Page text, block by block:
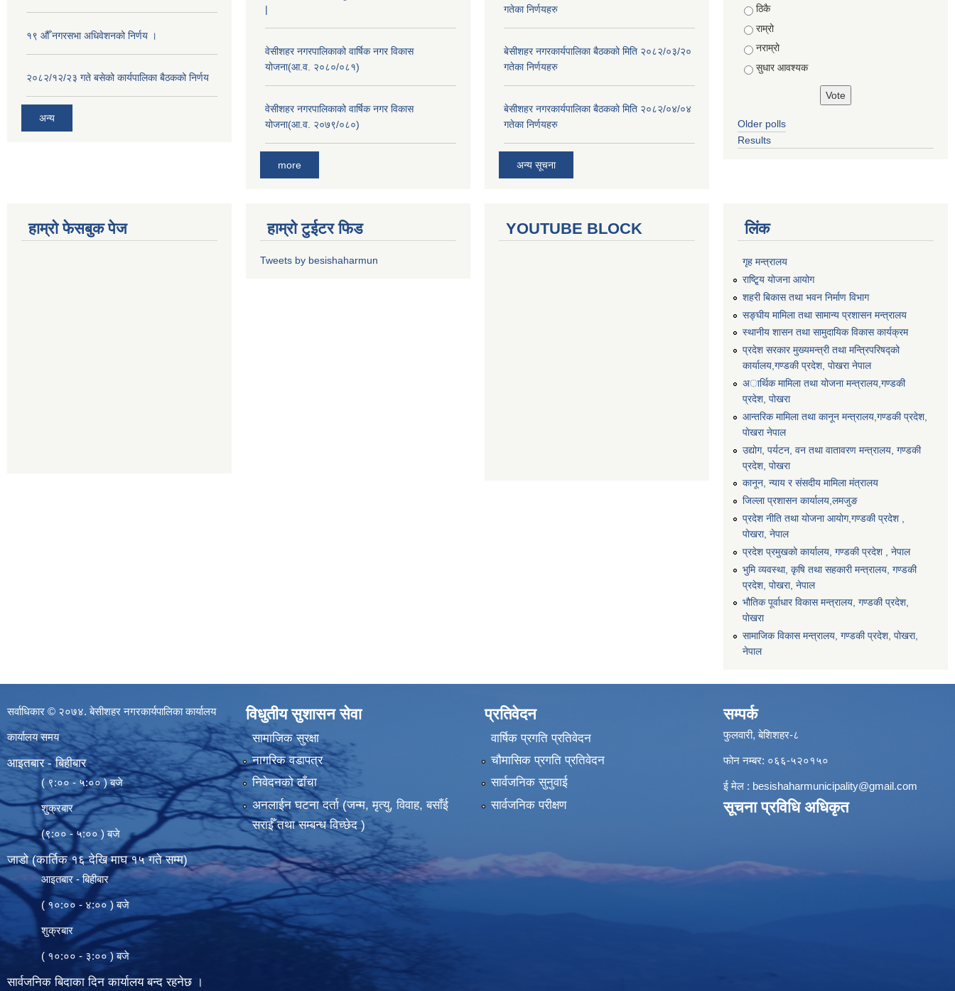
१९ औँ नगरसभा अधिवेशनको निर्णय ।
२०८२/१२/२३ गते बसेको कार्यपालिका बैठकको निर्णय
अन्य
|
वेसीशहर नगरपालिकाको वार्षिक नगर विकास
योजना(आ.व. २०८०/०८१)
वेसीशहर नगरपालिकाको वार्षिक नगर विकास
योजना(आ.व. २०७९/०८०)
more
गतेका निर्णयहरु
बे‍‍सीशहर नगरकार्यपालिका बैठककाे मिति २०८२/०३/२०
गतेका निर्णयहरु
बे‍‍सीशहर नगरकार्यपालिका बैठककाे मिति २०८२/०४/०४
गतेका निर्णयहरु
अन्य सूचना
Choices
ठिकै
राम्रो
नराम्रो
सुधार आवश्यक
Older polls
Results
हाम्रो फेसबुक पेज हाम्रो टुईटर फिड
Tweets by besishaharmun
YOUTUBE BLOCK लिंक
गृह मन्त्रालय
राष्टि्ृय योजना आयोग
शहरी बिकास तथा भवन निर्माण विभाग
सङ्घीय मामिला तथा सामान्य प्रशासन मन्त्रालय
स्थानीय शासन तथा सामुदायिक विकास कार्यक्रम
प्रदेश सरकार मुख्यमन्त्री तथा मन्त्रिपरिषद्को
कार्यालय,गण्डकी प्रदेश, पाेखरा नेपाल
अार्थिक मामिला तथा योजना मन्त्रालय,गण्डकी
प्रदेश, पोखरा
आन्तरिक मामिला तथा कानून मन्त्रालय,गण्डकी प्रदेश,
पाेखरा नेपाल
उद्योग, पर्यटन, वन तथा वातावरण मन्त्रालय, गण्डकी
प्रदेश, पोखरा
कानून, न्याय र संसदीय मामिला मंत्रालय
जिल्ला प्रशासन कार्यालय,लमजुङ
प्रदेश नीति तथा योजना आयोग,गण्डकी प्रदेश ,
पोखरा, नेपाल
प्रदेश प्रमुखको कार्यालय, गण्डकी प्रदेश , नेपाल
भुमि व्यवस्था, कृषि तथा सहकारी मन्त्रालय, गण्डकी
प्रदेश, पोखरा, नेपाल
भौतिक पूर्वाधार विकास मन्त्रालय, गण्डकी प्रदेश,
पाेखरा
सामाजिक विकास मन्त्रालय, गण्डकी प्रदेश, पोखरा,
नेपाल
सर्वाधिकार © २०७४. बेसीशहर नगरकार्यपालिका कार्यालय
कार्यालय समय
आइतबार - बिहीबार
( ९:०० - ५:०० ) बजे
शुक्रबार
(९:०० - ५:०० ) बजे
जाडो (कार्तिक १६ देखि माघ १५ गते सम्म)
आइतबार - बिहीबार
( १०:०० - ४:०० ) बजे
शुक्रबार
( १०:०० - ३:०० ) बजे
सार्वजनिक बिदाका दिन कार्यालय बन्द रहनेछ ।
विधुतीय सुशासन सेवा
सामाजिक सुरक्षा
नागरिक वडापत्र
निवेदनको ढाँचा
अनलाईन घटना दर्ता (जन्म, मृत्यु, विवाह, बसाँई
सराईँ तथा सम्बन्ध विच्छेद )
प्रतिवेदन
वार्षिक प्रगति प्रतिवेदन
चौमासिक प्रगति प्रतिवेदन
सार्वजनिक सुनुवाई
सार्वजनिक परीक्षण
सम्पर्क
फुलवारी, बेशिशहर-८
फोन नम्बर: ०६६-५२०१५०
ई मेल : besishaharmunicipality@gmail.com
सूचना प्रविधि अधिकृत